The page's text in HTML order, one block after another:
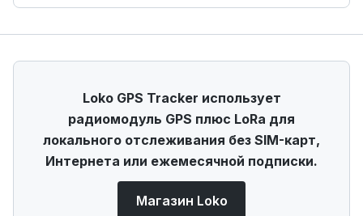
Loko GPS Tracker использует
радиомодуль GPS плюс LoRa для
локального отслеживания без SIM-карт,
Интернета или ежемесячной подписки.
Магазин Loko